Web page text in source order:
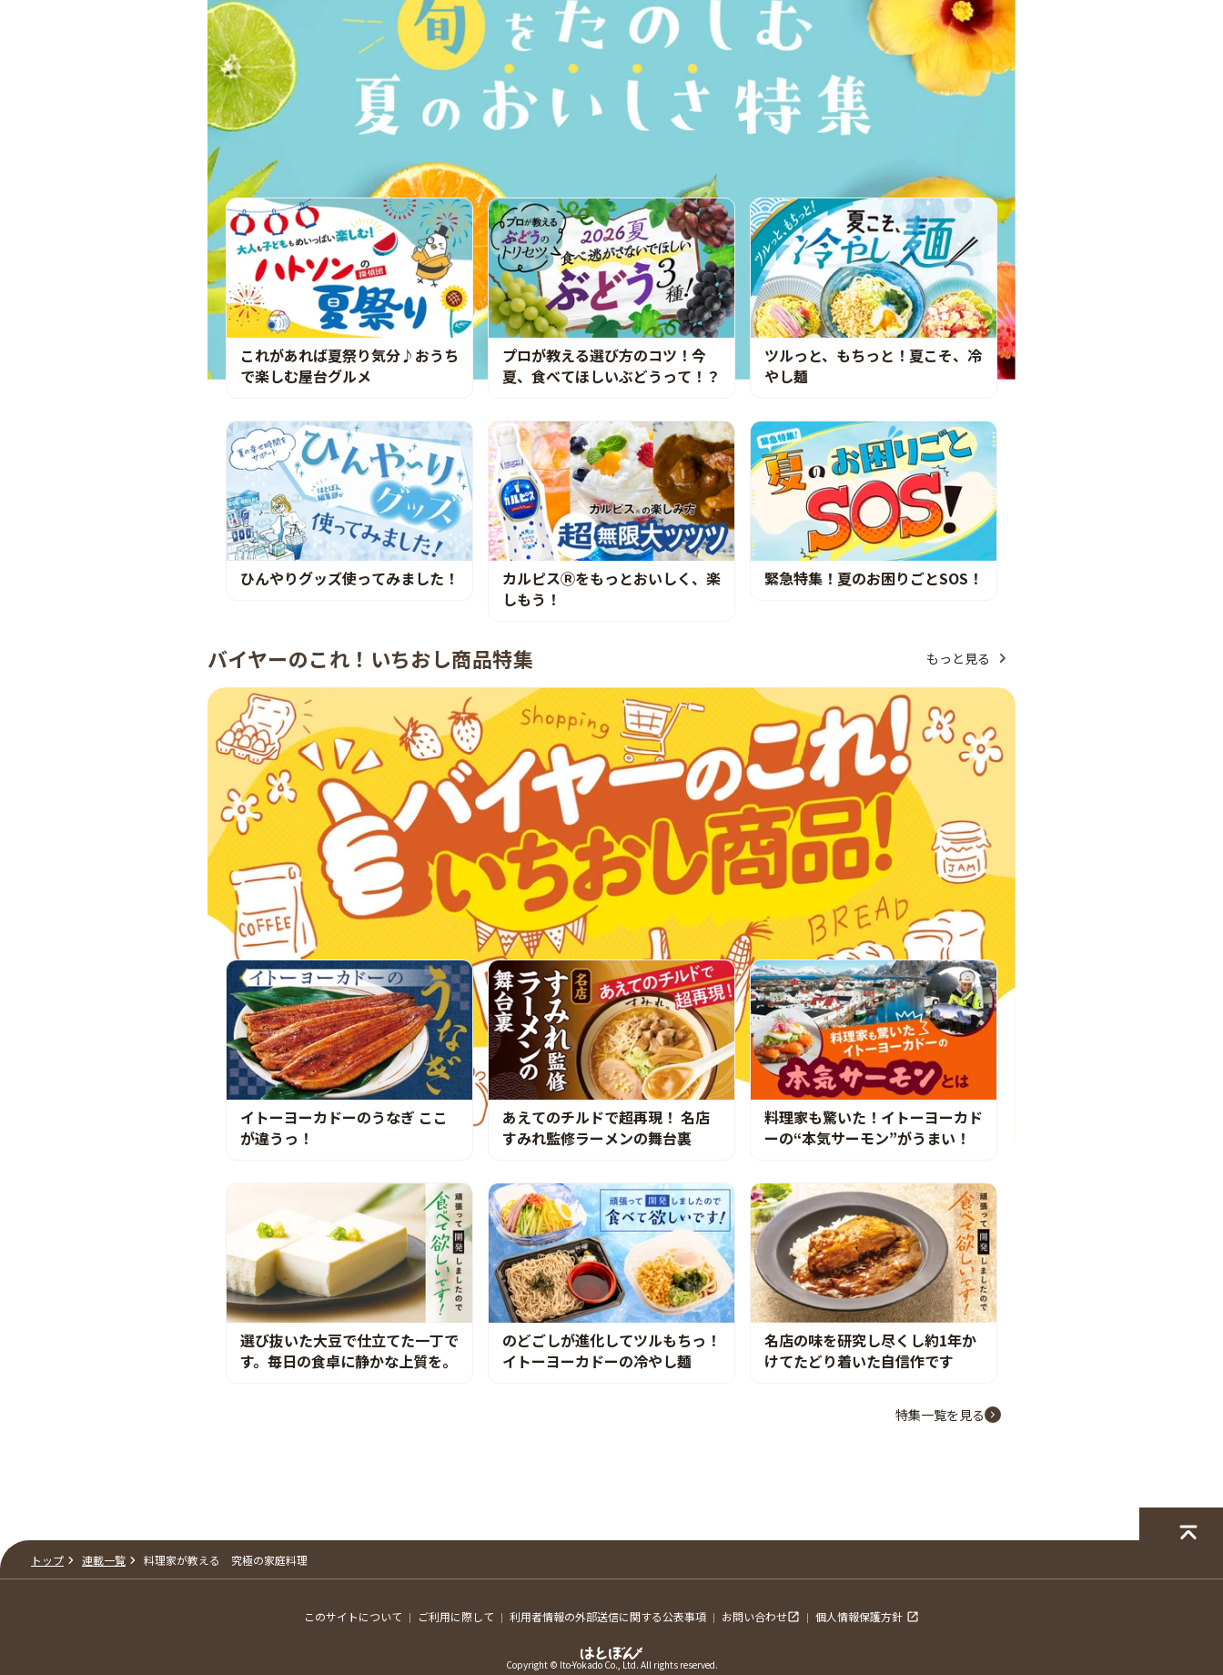
これがあれば夏祭り気分♪おうち
で楽しむ屋台グルメ
プロが教える選び方のコツ！今
夏、食べてほしいぶどうって！？
ツルっと、もちっと！夏こそ、冷
やし麺
ひんやりグッズ使ってみました！
カルピスⓇをもっとおいしく、楽
しもう！
緊急特集！夏のお困りごとSOS！
バイヤーのこれ！いちおし商品特集 もっと見る
イトーヨーカドーのうなぎ ここ
が違うっ！
あえてのチルドで超再現！ 名店
すみれ監修ラーメンの舞台裏
料理家も驚いた！イトーヨーカド
ーの“本気サーモン”がうまい！
選び抜いた大豆で仕立てた一丁で
す。毎日の食卓に静かな上質を。
のどごしが進化してツルもちっ！
イトーヨーカドーの冷やし麺
名店の味を研究し尽くし約1年か
けてたどり着いた自信作です
特集一覧を見る
トップ 連載一覧 料理家が教える 究極の家庭料理
このサイトについて ご利用に際して 利用者情報の外部送信に関する公表事項 お問い合わせ 個人情報保護方針
Copyright © Ito-Yokado Co., Ltd. All rights reserved.